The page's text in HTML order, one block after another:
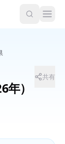
年）
共有